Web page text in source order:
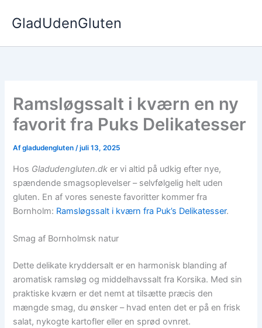
GladUdenGluten
Ramsløgssalt i kværn en ny
favorit fra Puks Delikatesser
Afgladudengluten/juli 13, 2025
Hos Gladudengluten.dk er vi altid på udkig efter nye,
spændende smagsoplevelser – selvfølgelig helt uden
gluten. En af vores seneste favoritter kommer fra
Bornholm: Ramsløgssalt i kværn fra Puk’s Delikatesser.
Smag af Bornholmsk natur
Dette delikate kryddersalt er en harmonisk blanding af
aromatisk ramsløg og middelhavssalt fra Korsika. Med sin
praktiske kværn er det nemt at tilsætte præcis den
mængde smag, du ønsker – hvad enten det er på en frisk
salat, nykogte kartofler eller en sprød ovnret.